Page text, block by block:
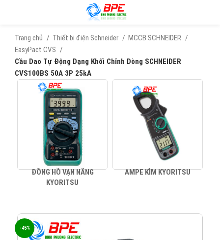
Trang chủ Thiết bị điện Schneider
MCCB SCHNEIDER
EasyPact CVS
Cầu Dao Tự Động Dạng Khối Chỉnh Dòng SCHNEIDER
CVS100BS 50A 3P 25kA
ĐỒNG HỒ VẠN NĂNG
KYORITSU
AMPE KÌM KYORITSU
-45%